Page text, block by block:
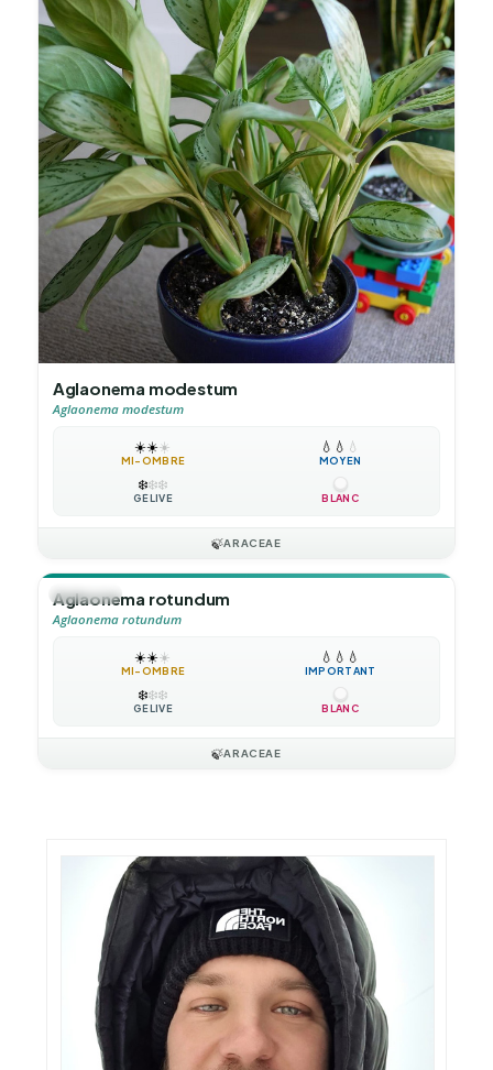
Aglaonema modestum
Aglaonema modestum
☀️☀️☀️
MI-OMBRE
💧 💧 💧
MOYEN
❄️❄️❄️
GÉLIVE BLANC
🍃ARACEAE
🪴VIVACE
Aglaonema rotundum
Aglaonema rotundum
☀️☀️☀️
MI-OMBRE
💧 💧 💧
IMPORTANT
❄️❄️❄️
GÉLIVE BLANC
🍃ARACEAE